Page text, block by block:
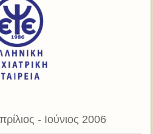
- Ιούνιος 2006